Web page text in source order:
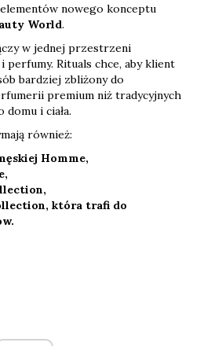
nowego konceptu
World.
w jednej przestrzeni
perfumy. Rituals chce, aby klient
bardziej zbliżony do
premium niż tradycyjnych
i ciała.
również:
Homme,
która trafi do